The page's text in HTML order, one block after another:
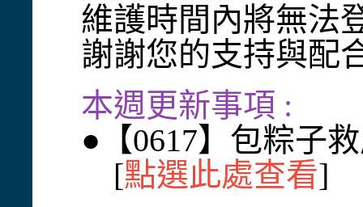
維護時間內將無法
謝謝您的支持與配
本週更新事項 :
●【0617】包粽子
[點選此處查看]